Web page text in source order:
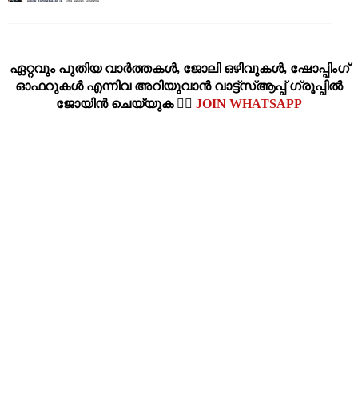
ഏറ്റവും പുതിയ വാര്‍ത്തകള്‍, ജോലി ഒഴിവുകള്‍, ഷോപ്പിംഗ്‌
ഓഫറുകള്‍ എന്നിവ അറിയുവാന്‍ വാട്ട്സ്ആപ്പ് ഗ്രൂപ്പില്‍
ജോയിന്‍ ചെയ്യുക 👉🏽 JOIN WHATSAPP